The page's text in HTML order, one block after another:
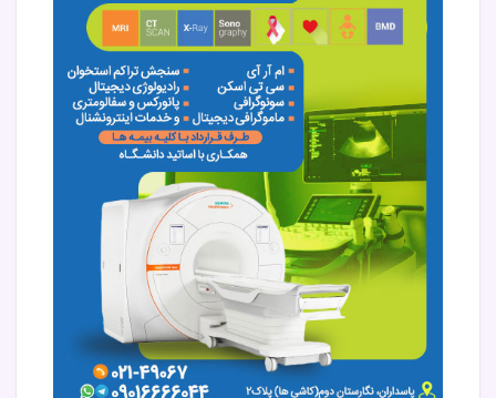
دانشگاه و متخصصین رادیولوژی، خدمات دقیق و سریع تشخیصی را
در اختیار بیماران قرار می‌دهد.
چرا مرکز فوق تخصصی شبانه روزی تصویربرداری پزشکی آرینا
بهترین انتخاب در تهران است؟
✔ مرکز تصویربرداری شبانه‌روزی در تهران
✔ طرف قرارداد با تمامی بیمه‌های پایه و تکمیلی
✔ ارائه کلیه خدمات به صورت ۲۴ ساعته
✔ همکاری با اساتید دانشگاه
✔ دستگاه‌های پیشرفته پزشکی مدل ۲۰۲۶
✔ پاسخ‌دهی سریع و بدون معطلی